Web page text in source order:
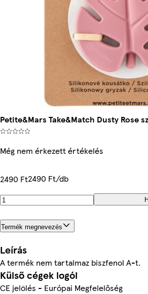
Petite&Mars Take&Match Dusty Rose
Még nem érkezett értékelés
2490 Ft2490 Ft/db
Termék megnevezés
Leírás
A termék nem tartalmaz biszfenol A-t.
Külső cégek logói
CE jelölés - Európai Megfelelőség